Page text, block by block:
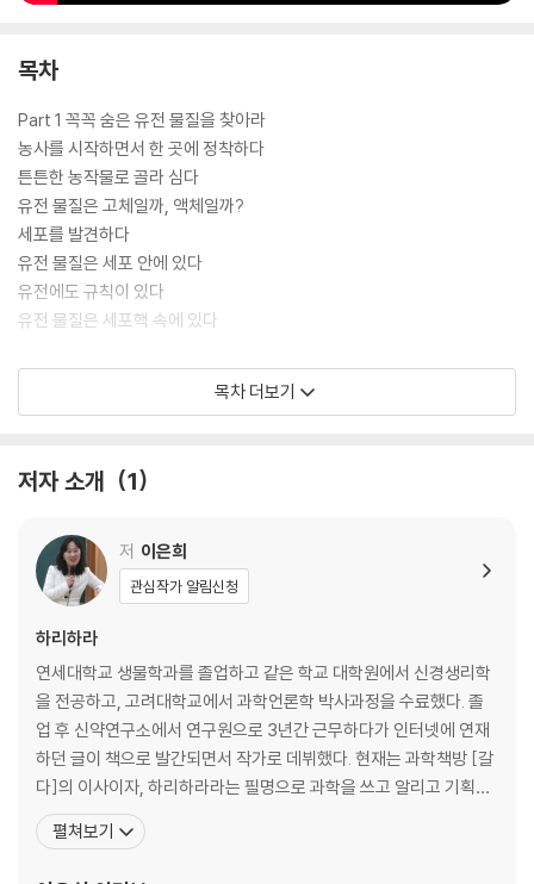
목차
Part 1 꼭꼭 숨은 유전 물질을 찾아라
농사를 시작하면서 한 곳에 정착하다
튼튼한 농작물로 골라 심다
유전 물질은 고체일까, 액체일까?
세포를 발견하다
유전 물질은 세포 안에 있다
유전에도 규칙이 있다
유전 물질은 세포핵 속에 있다
Part 2 DNA가 유전 물질임을 증명하다
세포핵 염색으로 염색체를 발견하다
‘유전자’라는 이름을 얻다
파리방에서 일어난 일2_돌연변이와 유전자 지도
DNA를 바꾸면 생물의 특성이 달라진다
DNA가 100% 유전 물질이다
Part 3 유전자로 무엇을 할 수 있을까
DNA 구조를 알아내다
유전자가 발현되는 기본 원리
유전자를 서로 바꾸다
세균으로부터 의약품을 만들다
유전자만 있으면 생물을 복제할 수 있다
목차 더보기
저자 소개 1
저 이은희
관심작가 알림신청
하리하라
연세대학교 생물학과를 졸업하고 같은 학교 대학원에서 신경생리학
을 전공하고, 고려대학교에서 과학언론학 박사과정을 수료했다. 졸
업 후 신약연구소에서 연구원으로 3년간 근무하다가 인터넷에 연재
하던 글이 책으로 발간되면서 작가로 데뷔했다. 현재는 과학책방 [갈
다]의 이사이자, 하리하라라는 필명으로 과학을 쓰고 알리고 기획하
는 과학커뮤니케이터로 일한다. 2001년부터 제약회사 연구원으로
일하다가 블로그에 연재하던 글들을 모아 2002년 『하리하라의 생물
펼쳐보기